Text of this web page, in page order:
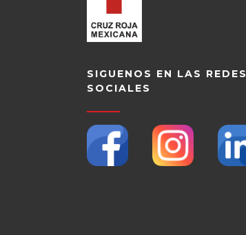
SIGUENOS EN LAS REDES
SOCIALES